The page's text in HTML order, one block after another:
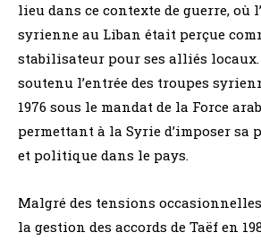
lieu dans ce contexte de guerre, où
syrienne au Liban était perçue
stabilisateur pour ses alliés
soutenu l’entrée des troupes
1976 sous le mandat de la Force
permettant à la Syrie d’imposer sa
et politique dans le pays.
Malgré des tensions
la gestion des accords de Taëf en